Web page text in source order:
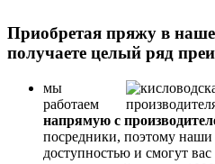
Приобретая пряжу в
получаете целый ряд
мы
работаем
напрямую с
посредники, поэтому
доступностью и смогут вас